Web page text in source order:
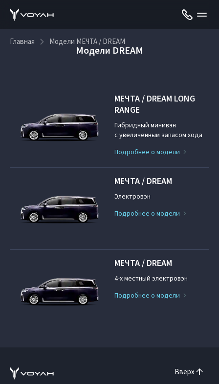
Главная Модели МЕЧТА / DREAM
Модели DREAM
МЕЧТА / DREAM LONG
RANGE
Гибридный минивэн
с увеличенным запасом хода
Подробнее о модели
МЕЧТА / DREAM
Электровэн
Подробнее о модели
МЕЧТА / DREAM
4-х местный электровэн
Подробнее о модели
Вверх